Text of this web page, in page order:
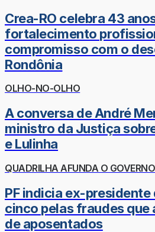
Crea-RO celebra 43
fortalecimento
compromisso com o
Rondônia
OLHO-NO-OLHO
A conversa de André
ministro da Justiça
e Lulinha
QUADRILHA AFUNDA O GOVERNO
PF indicia ex-presidente
cinco pelas fraudes
de aposentados